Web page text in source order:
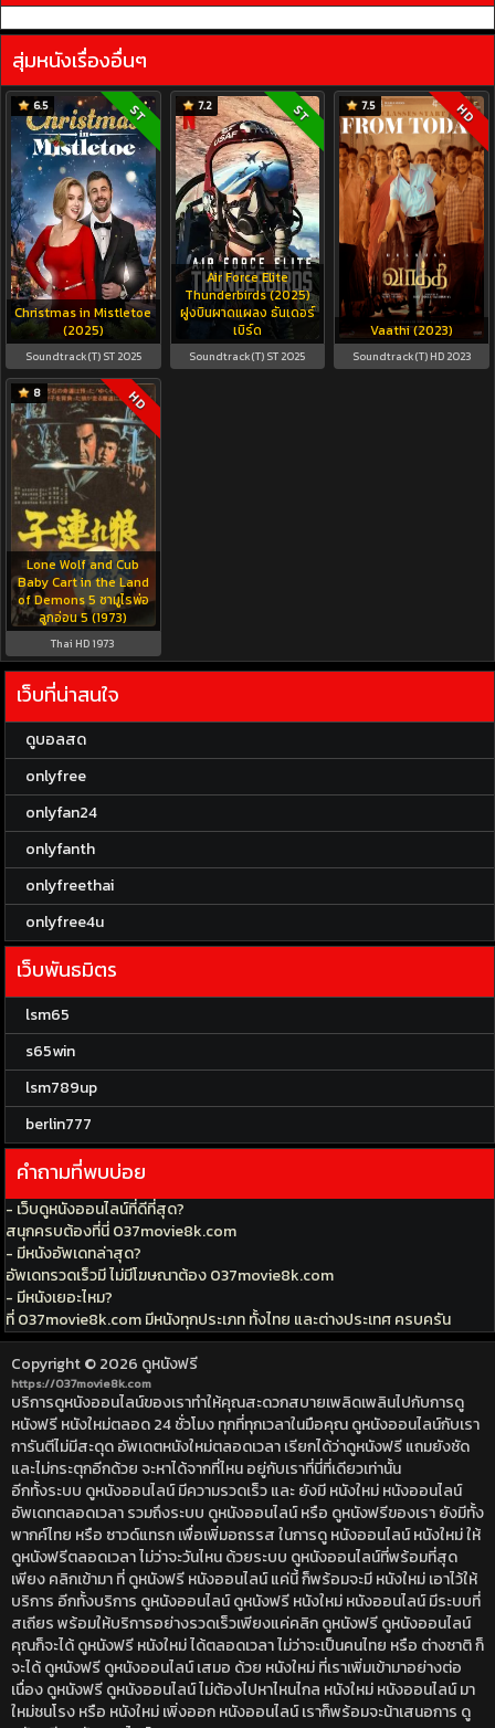
สุ่มหนังเรื่องอื่นๆ
Christmas in Mistletoe
(2025)
6.5 ST
Soundtrack(T) ST 2025
Air Force Elite
Thunderbirds (2025)
ฝูงบินผาดแผลง ธันเดอร์
เบิร์ด
7.2 ST
Soundtrack(T) ST 2025
Vaathi (2023)
7.5 HD
Soundtrack(T) HD 2023
Lone Wolf and Cub
Baby Cart in the Land
of Demons 5 ซามูไรพ่อ
ลูกอ่อน 5 (1973)
8 HD
Thai HD 1973
เว็บที่น่าสนใจ
ดูบอลสด
onlyfree
onlyfan24
onlyfanth
onlyfreethai
onlyfree4u
เว็บพันธมิตร
lsm65
s65win
lsm789up
berlin777
คำถามที่พบบ่อย
- เว็บดูหนังออนไลน์ที่ดีที่สุด?
สนุกครบต้องที่นี่ 037movie8k.com
- มีหนังอัพเดทล่าสุด?
อัพเดทรวดเร็วมี ไม่มีโฆษณาต้อง 037movie8k.com
- มีหนังเยอะไหม?
ที่ 037movie8k.com มีหนังทุกประเภท ทั้งไทย และต่างประเทศ ครบครัน
Copyright © 2026 ดูหนังฟรี
https://037movie8k.com
บริการดูหนังออนไลน์ของเราทำให้คุณสะดวกสบายเพลิดเพลินไปกับการดู
หนังฟรี หนังใหม่ตลอด 24 ชั่วโมง ทุกที่ทุกเวลาในมือคุณ ดูหนังออนไลน์กับเรา
การันตีไม่มีสะดุด อัพเดตหนังใหม่ตลอดเวลา เรียกได้ว่าดูหนังฟรี แถมยังชัด
และไม่กระตุกอีกด้วย จะหาได้จากที่ไหน อยู่กับเราที่นี่ที่เดียวเท่านั้น
อีกทั้งระบบ ดูหนังออนไลน์ มีความรวดเร็ว และ ยังมี หนังใหม่ หนังออนไลน์
อัพเดทตลอดเวลา รวมถึงระบบ ดูหนังออนไลน์ หรือ ดูหนังฟรีของเรา ยังมีทั้ง
พากค์ไทย หรือ ซาวด์แทรก เพื่อเพิ่มอถรรส ในการดู หนังออนไลน์ หนังใหม่ ให้
ดูหนังฟรีตลอดเวลา ไม่ว่าจะวันไหน ด้วยระบบ ดูหนังออนไลน์ที่พร้อมที่สุด
เพียง คลิกเข้ามา ที่ ดูหนังฟรี หนังออนไลน์ แค่นี้ ก็พร้อมจะมี หนังใหม่ เอาไว้ให้
บริการ อีกทั้งบริการ ดูหนังออนไลน์ ดูหนังฟรี หนังใหม่ หนังออนไลน์ มีระบบที่
สเถียร พร้อมให้บริการอย่างรวดเร็วเพียงแค่คลิก ดูหนังฟรี ดูหนังออนไลน์
คุณก็จะได้ ดูหนังฟรี หนังใหม่ ได้ตลอดเวลา ไม่ว่าจะเป็นคนไทย หรือ ต่างชาติ ก็
จะได้ ดูหนังฟรี ดูหนังออนไลน์ เสมอ ด้วย หนังใหม่ ที่เราเพิ่มเข้ามาอย่างต่อ
เนื่อง ดูหนังฟรี ดูหนังออนไลน์ ไม่ต้องไปหาไหนไกล หนังใหม่ หนังออนไลน์ มา
ใหม่ชนโรง หรือ หนังใหม่ เพิ่งออก หนังออนไลน์ เราก็พร้อมจะน้าเสนอการ ดู